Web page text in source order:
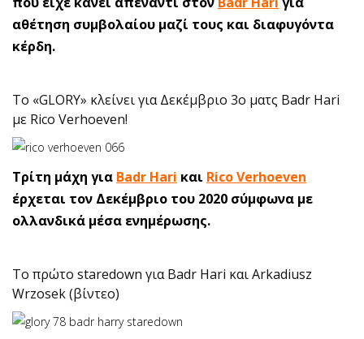
αθέτηση συμβολαίου μαζί τους και διαφυγόντα
κέρδη.
Το «GLORY» κλείνει για Δεκέμβριο 3ο ματς Badr Hari
με Rico Verhoeven!
Τρίτη μάχη για Badr Hari και Rico Verhoeven
έρχεται τον Δεκέμβριο του 2020 σύμφωνα με
ολλανδικά μέσα ενημέρωσης.
Το πρώτο staredown για Badr Hari και Arkadiusz
Wrzosek (βίντεο)